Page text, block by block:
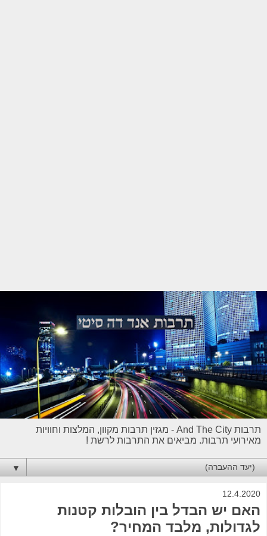
תרבות And The City - מגזין תרבות מקוון, המלצות וחוויות
מאירועי תרבות. מביאים את התרבות לרשת !
▼
12.4.2020
האם יש הבדל בין הובלות קטנות
לגדולות, מלבד המחיר?